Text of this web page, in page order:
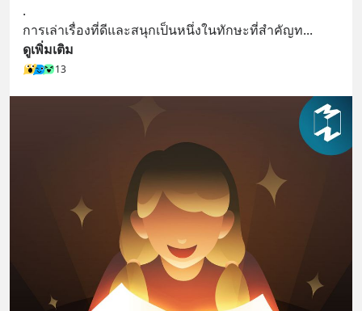
.
การเล่าเรื่องที่ดีและสนุกเป็นหนึ่งในทักษะที่สำคัญท...
ดูเพิ่มเติม
13